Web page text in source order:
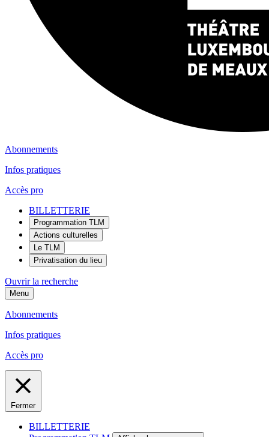
Abonnements
Infos pratiques
Accès pro
BILLETTERIE
Programmation TLM
Actions culturelles
Le TLM
Privatisation du lieu
Ouvrir la recherche
Menu
Abonnements
Infos pratiques
Accès pro
Fermer
BILLETTERIE